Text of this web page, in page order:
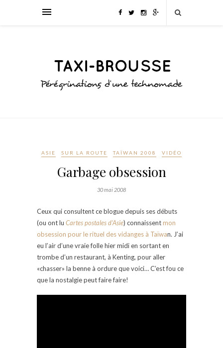
ASIE SUR LA ROUTE TAÏWAN 2008 VIDÉO
Garbage obsession
30 mai 2008
Ceux qui consultent ce blogue depuis ses débuts
(ou ont lu Cartes postales d’Asie) connaissentmon
obsession pour le rituel des vidanges à Taïwan. J’ai
eu l’air d’une vraie folle hier midi en sortant en
trombe d’un restaurant, à Kenting, pour aller
«chasser» la benne à ordure que voici… C’est fou ce
que la nostalgie peut faire faire!